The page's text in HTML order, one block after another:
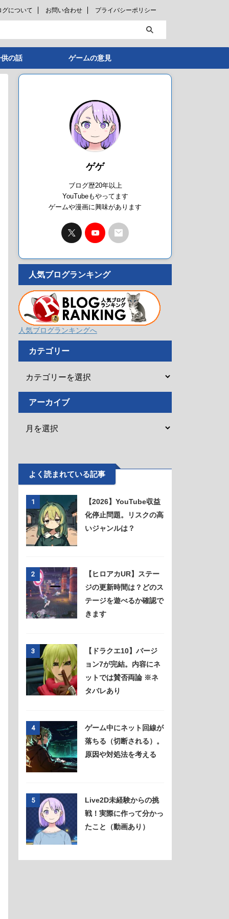
グについて お問い合わせ プライバシーポリシー
の話 ゲームの意見
ゲゲ
ブログ歴20年以上
YouTubeもやってます
ゲームや漫画に興味があります
人気ブログランキング
人気ブログランキングへ
カテゴリー
アーカイブ
よく読まれている記事
1
【2026】YouTube収益
化停止問題。リスクの高
いジャンルは？
2
【ヒロアカUR】ステー
ジの更新時間は？どのス
テージを遊べるか確認で
きます
3
【ドラクエ10】バージ
ョン7が完結。内容にネ
ットでは賛否両論 ※ネ
タバレあり
4
ゲーム中にネット回線が
落ちる（切断される）。
原因や対処法を考える
5
Live2D未経験からの挑
戦！実際に作って分かっ
たこと（動画あり）